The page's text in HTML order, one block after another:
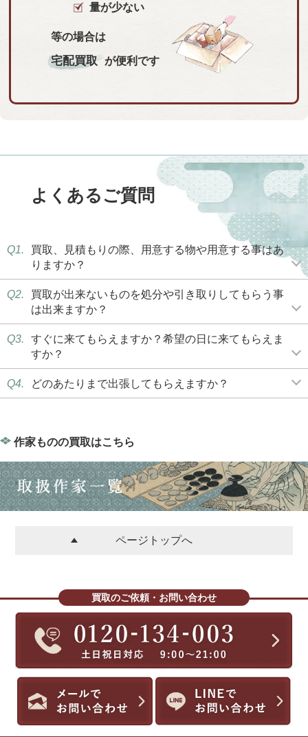
量が少ない
等の場合は
宅配買取 が便利です
よくあるご質問
Q1.
買取、見積もりの際、用意する物や用意する事はあ
りますか？
Q2.
買取が出来ないものを処分や引き取りしてもらう事
は出来ますか？
Q3.
すぐに来てもらえますか？希望の日に来てもらえま
すか？
Q4. どのあたりまで出張してもらえますか？
作家ものの買取はこちら
ページトップへ
買取のご依頼・お問い合わせ